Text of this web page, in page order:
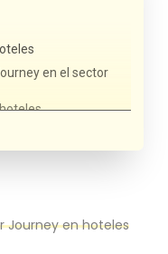
en el sector
Journey en hoteles